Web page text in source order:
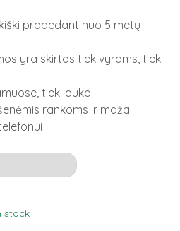
pradedant nuo 5 metų
yra skirtos tiek vyrams, tiek
tiek lauke
rankoms ir maža
stock